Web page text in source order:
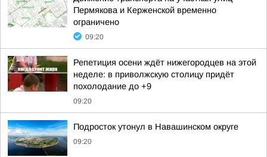
Пермякова и Керженской временно
ограничено
09:20
Репетиция осени ждёт нижегородцев на этой
неделе: в приволжскую столицу придёт
похолодание до +9
09:20
Подросток утонул в Навашинском округе
09:20